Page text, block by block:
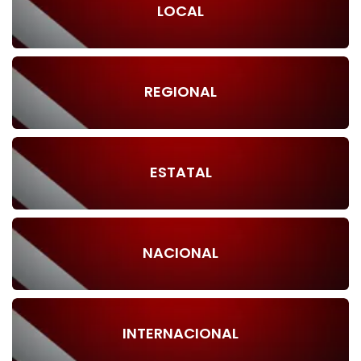
LOCAL
REGIONAL
ESTATAL
NACIONAL
INTERNACIONAL